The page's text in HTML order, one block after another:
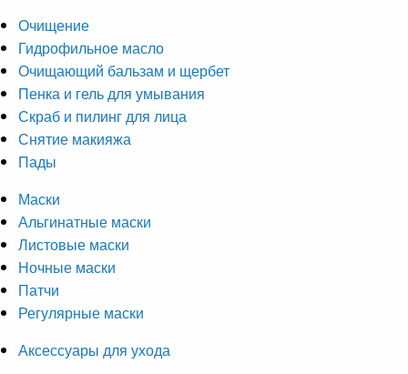
Очищение
Гидрофильное масло
Очищающий бальзам и щербет
Пенка и гель для умывания
Скраб и пилинг для лица
Снятие макияжа
Пады
Маски
Альгинатные маски
Листовые маски
Ночные маски
Патчи
Регулярные маски
Аксессуары для ухода